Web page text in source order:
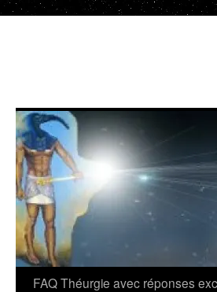
FAQ Théurgie avec réponses